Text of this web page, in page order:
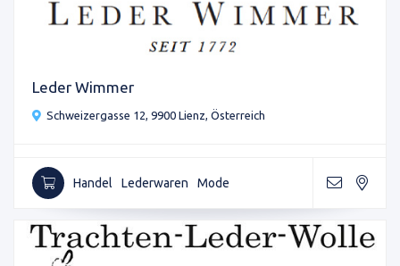
Leder Wimmer
Schweizergasse 12, 9900 Lienz, Österreich
Handel Lederwaren Mode